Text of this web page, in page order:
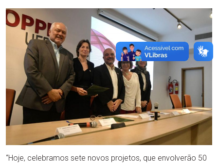
“Hoje, celebramos sete novos projetos, que envolverão 50